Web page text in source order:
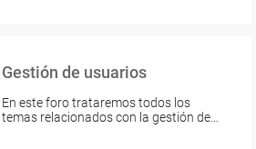
Gestión de usuarios
En este foro trataremos todos los
temas relacionados con la gestión de…